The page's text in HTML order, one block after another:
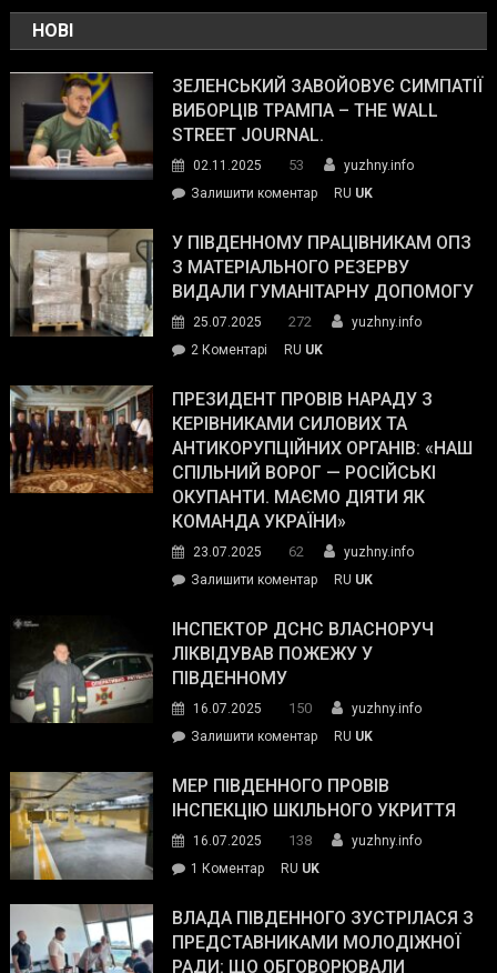
НОВІ
ЗЕЛЕНСЬКИЙ ЗАВОЙОВУЄ СИМПАТІЇ
ВИБОРЦІВ ТРАМПА – THE WALL
STREET JOURNAL.
02.11.2025 53
yuzhny.info
Залишити коментарon
завойовує
симпатії
виборців
The
Street
Journal.
RU UK
У ПІВДЕННОМУ ПРАЦІВНИКАМ ОПЗ
З МАТЕРІАЛЬНОГО РЕЗЕРВУ
ВИДАЛИ ГУМАНІТАРНУ ДОПОМОГУ
25.07.2025 272
yuzhny.info
2 Коментарі
Південному
працівникам
ОПЗ
з
матеріального
резерву
гуманітарну
допомогу
RU UK
ПРЕЗИДЕНТ ПРОВІВ НАРАДУ З
КЕРІВНИКАМИ СИЛОВИХ ТА
АНТИКОРУПЦІЙНИХ ОРГАНІВ: «НАШ
СПІЛЬНИЙ ВОРОГ — РОСІЙСЬКІ
ОКУПАНТИ. МАЄМО ДІЯТИ ЯК
КОМАНДА УКРАЇНИ»
23.07.2025 62
yuzhny.info
Залишити коментарon
провів
нараду
силових
та
органів:
«Наш
спільний
окупанти.
Маємо
RU UK
ІНСПЕКТОР ДСНС ВЛАСНОРУЧ
ЛІКВІДУВАВ ПОЖЕЖУ У
ПІВДЕННОМУ
16.07.2025 150
yuzhny.info
Залишити коментарon
ДСНС
власноруч
пожежу
у
RU UK
МЕР ПІВДЕННОГО ПРОВІВ
ІНСПЕКЦІЮ ШКІЛЬНОГО УКРИТТЯ
16.07.2025 138
yuzhny.info
1 Коментардо
Південного
провів
інспекцію
RU UK
ВЛАДА ПІВДЕННОГО ЗУСТРІЛАСЯ З
ПРЕДСТАВНИКАМИ МОЛОДІЖНОЇ
РАДИ: ЩО ОБГОВОРЮВАЛИ